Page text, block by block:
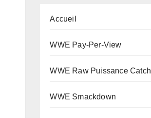
Accueil
WWE Pay-Per-View
WWE Raw Puissance Catch
WWE Smackdown